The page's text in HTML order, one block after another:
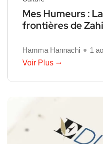
Mes Humeurs :
frontières de
Hamma Hannachi
1
Voir Plus